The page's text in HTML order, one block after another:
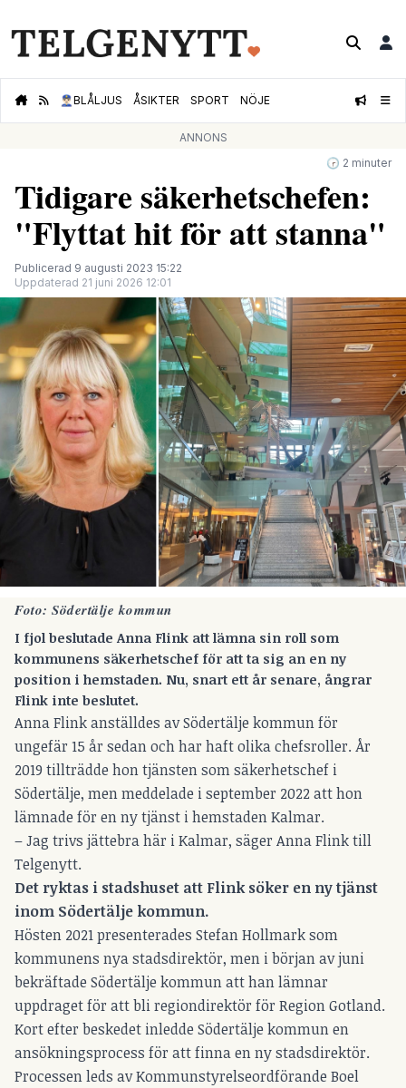
👮🏻‍♂️BLÅLJUS ÅSIKTER SPORT NÖJE
ANNONS
🕝 2 minuter
Tidigare säkerhetschefen:
"Flyttat hit för att stanna"
Publicerad 9 augusti 2023 15:22
Uppdaterad 21 juni 2026 12:01
Foto: Södertälje kommun
I fjol beslutade Anna Flink att lämna sin roll som
kommunens säkerhetschef för att ta sig an en ny
position i hemstaden. Nu, snart ett år senare, ångrar
Flink inte beslutet.
Anna Flink anställdes av Södertälje kommun för
ungefär 15 år sedan och har haft olika chefsroller. År
2019 tillträdde hon tjänsten som säkerhetschef i
Södertälje, men meddelade i september 2022 att hon
lämnade för en ny tjänst i hemstaden Kalmar.
– Jag trivs jättebra här i Kalmar, säger Anna Flink till
Telgenytt.
Det ryktas i stadshuset att Flink söker en ny tjänst
inom Södertälje kommun.
Hösten 2021 presenterades Stefan Hollmark som
kommunens nya stadsdirektör, men i början av juni
bekräftade Södertälje kommun att han lämnar
uppdraget för att bli regiondirektör för Region Gotland.
Kort efter beskedet inledde Södertälje kommun en
ansökningsprocess för att finna en ny stadsdirektör.
Processen leds av Kommunstyrelseordförande Boel